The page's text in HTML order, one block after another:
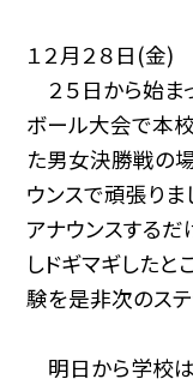
１２月２８日(金)
２５日から始
ボール大会で本
た男女決勝戦の
ウンスで頑張り
アナウンスするだ
しドギマギしたと
験を是非次のステ
明日から学校